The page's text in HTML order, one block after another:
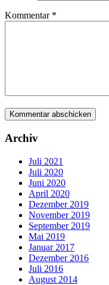
Kommentar *
Archiv
Juli 2021
Juli 2020
Juni 2020
April 2020
Dezember 2019
November 2019
September 2019
Mai 2019
Januar 2017
Dezember 2016
Juli 2016
August 2014